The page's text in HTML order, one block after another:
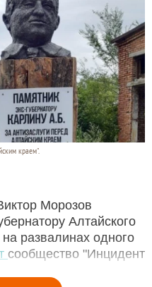
краем".
Морозов
Алтайского
развалинах одного
сообщество "Инцидент